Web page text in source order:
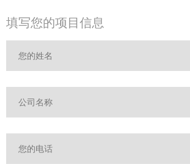
填写您的项目信息